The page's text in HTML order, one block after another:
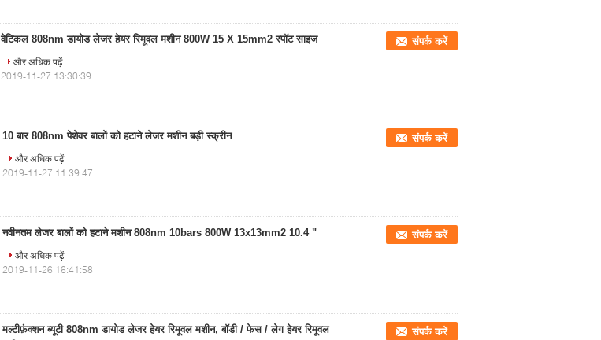
वेटिकल 808nm डायोड लेजर हेयर रिमूवल मशीन 800W 15 X 15mm2 स्पॉट साइज
संपर्क करें
और अधिक पढ़ें
2019-11-27 13:30:39
10 बार 808nm पेशेवर बालों को हटाने लेजर मशीन बड़ी स्क्रीन
संपर्क करें
और अधिक पढ़ें
2019-11-27 11:39:47
नवीनतम लेजर बालों को हटाने मशीन 808nm 10bars 800W 13x13mm2 10.4 "
संपर्क करें
और अधिक पढ़ें
2019-11-26 16:41:58
मल्टीफ़ंक्शन ब्यूटी 808nm डायोड लेजर हेयर रिमूवल मशीन, बॉडी / फेस / लेग हेयर रिमूवल
संपर्क करें